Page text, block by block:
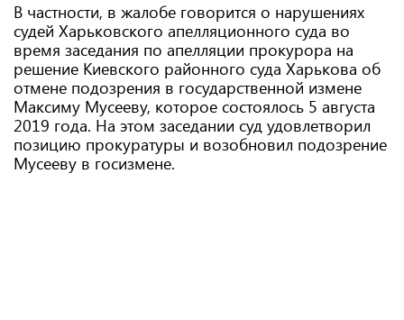
В частности, в жалобе говорится о нарушениях
судей Харьковского апелляционного суда во
время заседания по апелляции прокурора на
решение Киевского районного суда Харькова об
отмене подозрения в государственной измене
Максиму Мусееву, которое состоялось 5 августа
2019 года. На этом заседании суд удовлетворил
позицию прокуратуры и возобновил подозрение
Мусееву в госизмене.